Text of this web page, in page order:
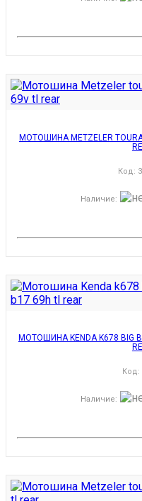
МОТОШИНА METZELER
Код:
Наличие:
МОТОШИНА KENDA K678 BIG
Код:
Наличие: